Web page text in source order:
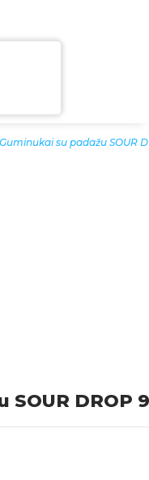
Guminukai su padažu SOUR
SOUR DROP